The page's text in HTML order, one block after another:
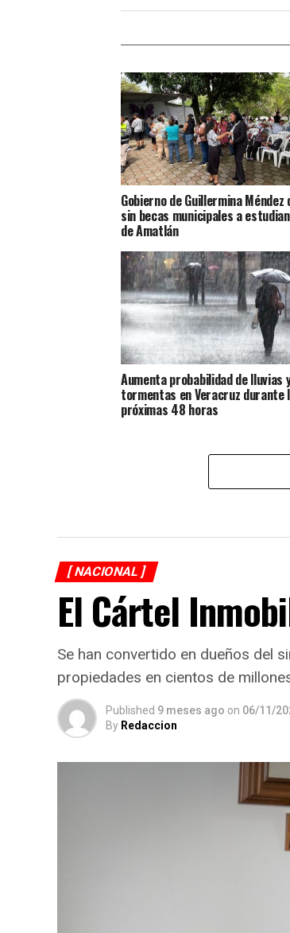
Gobierno de Guillermina Méndez
sin becas municipales a
de Amatlán
Aumenta probabilidad de lluvias
tormentas en Veracruz durante
próximas 48 horas
[ NACIONAL ]
El Cártel
Se han convertido en dueños del
propiedades en cientos de
Published 9 meses ago on 06/11/
By Redaccion